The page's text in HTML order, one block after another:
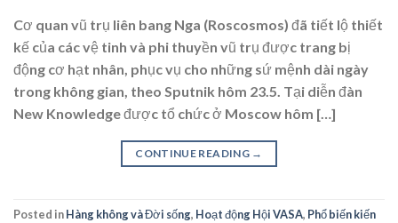
Cơ quan vũ trụ liên bang Nga (Roscosmos) đã tiết lộ thiết
kế của các vệ tinh và phi thuyền vũ trụ được trang bị
động cơ hạt nhân, phục vụ cho những sứ mệnh dài ngày
trong không gian, theo Sputnik hôm 23.5. Tại diễn đàn
New Knowledge được tổ chức ở Moscow hôm […]
CONTINUE READING →
Posted inHàng không và Đời sống, Hoạt động Hội VASA, Phổ biến kiến